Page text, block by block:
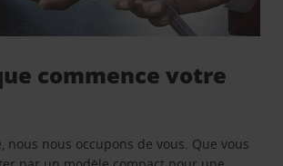
commence votre
nous nous occupons de vous. Que vous